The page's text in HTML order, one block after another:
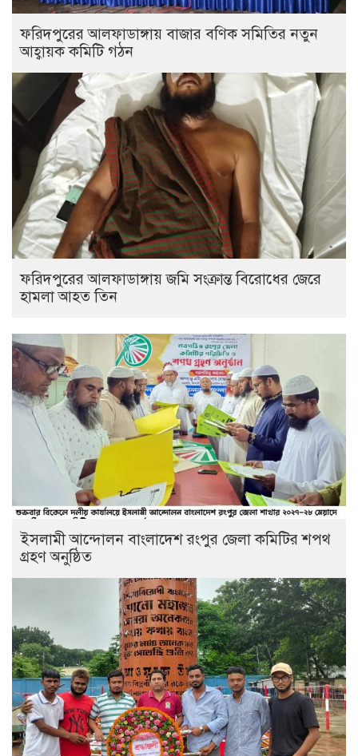
ফরিদপুরের আলফাডাঙ্গায় বাজার বণিক সমিতির নতুন
আহ্বায়ক কমিটি গঠন
ফরিদপুরের আলফাডাঙ্গায় জমি সংক্রান্ত বিরোধের জেরে
হামলা আহত তিন
ইসলামী আন্দোলন বাংলাদেশ রংপুর জেলা কমিটির শপথ
গ্রহণ অনুষ্ঠিত